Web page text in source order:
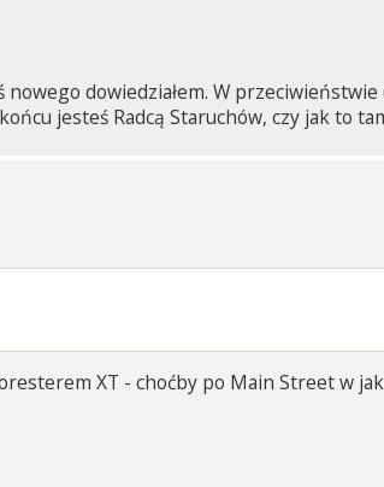
nowego dowiedziałem. W
jesteś Radcą Staruchów, czy jak to
XT - choćby po Main Street w